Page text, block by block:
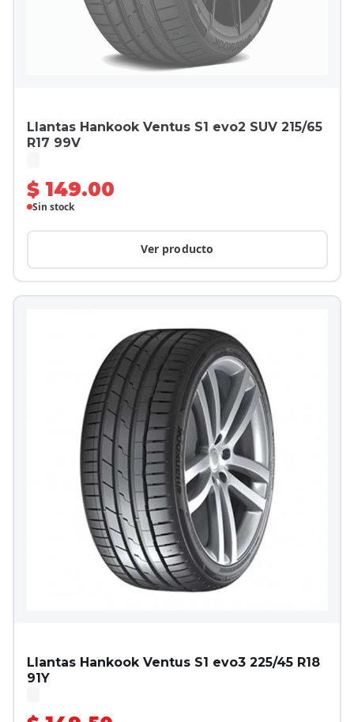
Llantas Hankook Ventus S1 evo2 SUV 215/65
R17 99V
$ 149.00
Sin stock
Ver producto
Llantas Hankook Ventus S1 evo3 225/45 R18
91Y